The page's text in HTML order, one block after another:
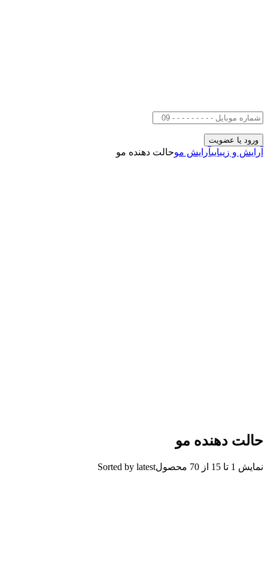
آرایش و زیباییآرایش موحالت دهنده مو
حالت دهنده مو
نمایش 1 تا 15 از 70 محصول Sorted by latest